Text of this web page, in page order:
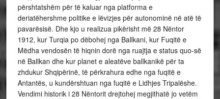
përshtatshëm për të kaluar nga platforma e
deriatëhershme politike e lëvizjes për autonominë në atë të
pavarësisë. Dhe kjo u realizua pikërisht më 28 Nëntor
1912, kur Turqia po dëbohej nga Ballkani, kur Fuqitë e
Mëdha vendosën të hiqnin dorë nga ruajtja e status quo-së
në Ballkan dhe kur planet e aleatëve ballkanikë për ta
zhdukur Shqipërinë, të përkrahura edhe nga fuqitë e
Antantës, u kundërshtuan nga fuqitë e Lidhjes Tripalëshe.
Vendimi historik i 28 Nëntorit drejtohej megjithatë jo vetëm